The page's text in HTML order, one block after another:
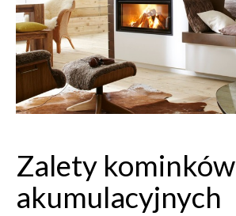
Zalety kominków
akumulacyjnych